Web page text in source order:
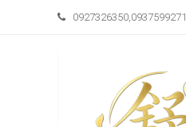
0927326350,0937599271